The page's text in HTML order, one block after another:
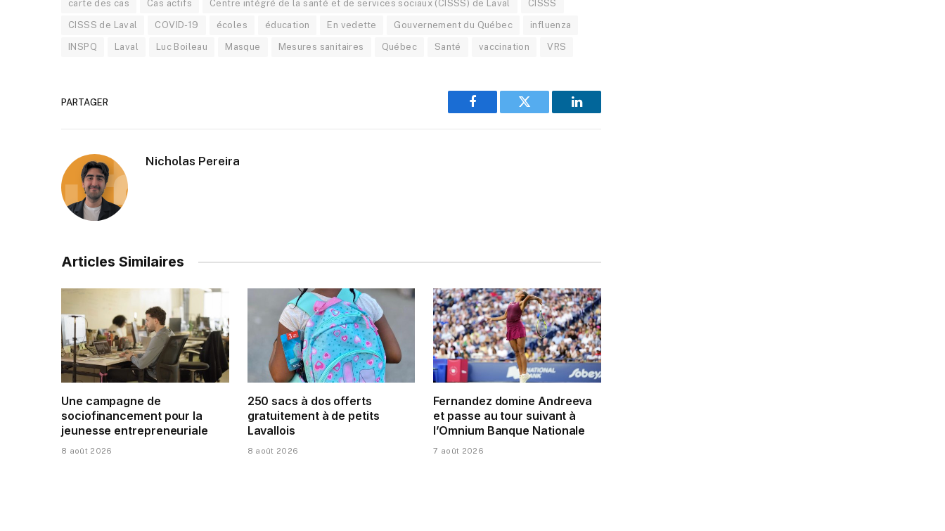
carte des cas Cas actifs Centre intégré de la santé et de services sociaux (CISSS) de Laval CISSS
CISSS de Laval COVID-19 écoles éducation En vedette Gouvernement du Québec influenza
INSPQ Laval Luc Boileau Masque Mesures sanitaires Québec Santé vaccination VRS
PARTAGER
Facebook Twitter LinkedIn
Nicholas Pereira
Articles Similaires
Une campagne de
sociofinancement pour la
jeunesse entrepreneuriale
8 août 2026
250 sacs à dos offerts
gratuitement à de petits
Lavallois
8 août 2026
Fernandez domine Andreeva
et passe au tour suivant à
l’Omnium Banque Nationale
7 août 2026